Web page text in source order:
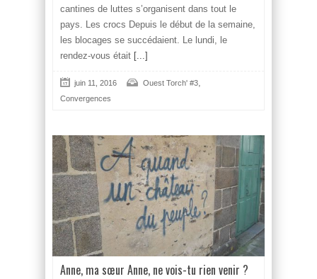
cantines de luttes s’organisent dans tout le
pays. Les crocs Depuis le début de la semaine,
les blocages se succédaient. Le lundi, le
rendez-vous était [...]
juin 11, 2016 Ouest Torch' #3,
Convergences
Anne, ma sœur Anne, ne vois-tu rien venir ?